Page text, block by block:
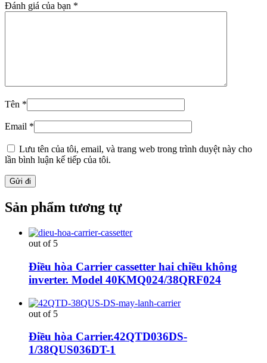
Đánh giá của bạn *
Tên *
Email *
Lưu tên của tôi, email, và trang web trong trình duyệt này cho
lần bình luận kế tiếp của tôi.
Sản phẩm tương tự
out of 5
Điều hòa Carrier cassetter hai chiều không
inverter. Model 40KMQ024/38QRF024
out of 5
Điều hòa Carrier.42QTD036DS-
1/38QUS036DT-1